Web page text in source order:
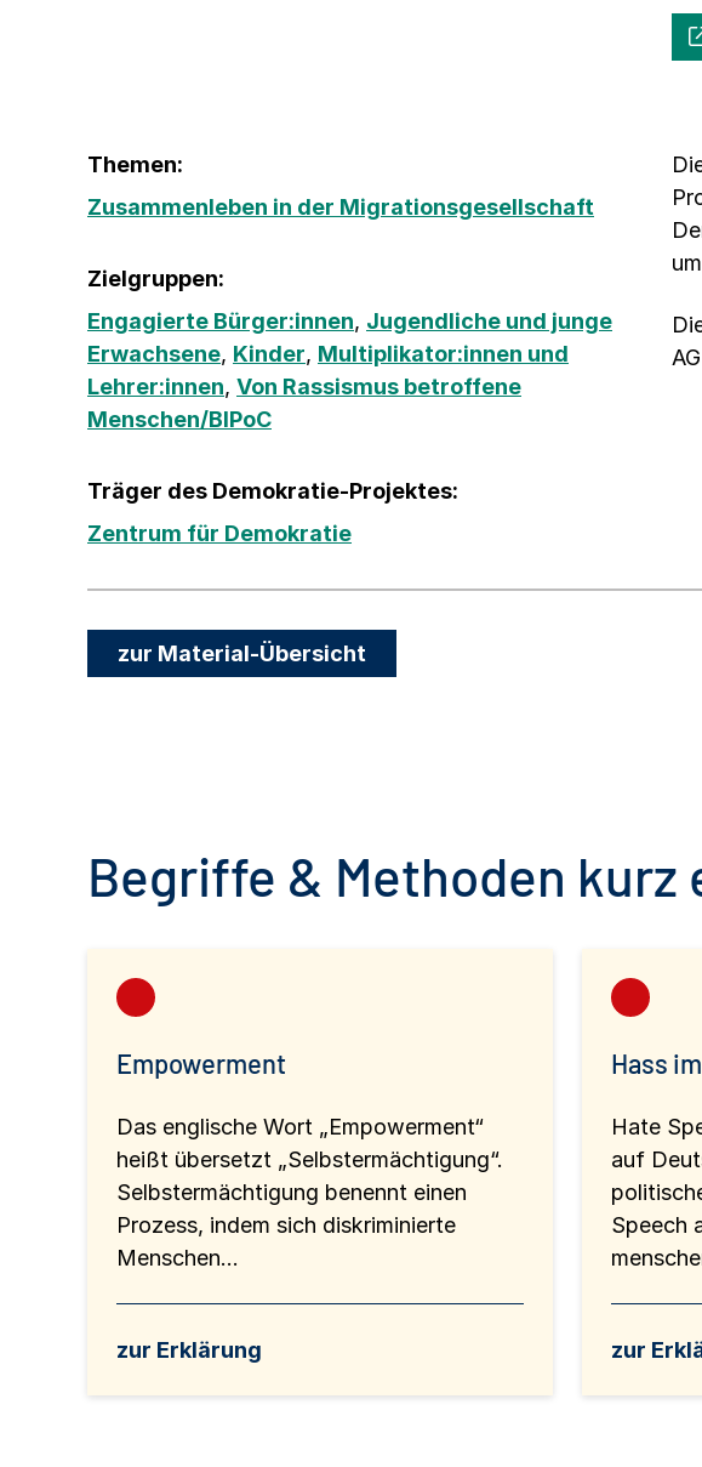
Themen:
Zusammenleben in der Migrationsgesellschaft
Zielgruppen:
Engagierte Bürger:innen, Jugendliche und junge
Erwachsene, Kinder, Multiplikator:innen und
Lehrer:innen, Von Rassismus betroffene
Menschen/BIPoC
Träger des Demokratie-Projektes:
Zentrum für Demokratie
zur Material-Übersicht
Begriffe & Methoden kurz
Empowerment
Das englische Wort „Empowerment“
heißt übersetzt „Selbstermächtigung“.
Selbstermächtigung benennt einen
Prozess, indem sich diskriminierte
Menschen...
zur Erklärung
Hass
Hate
auf
Speech
zur